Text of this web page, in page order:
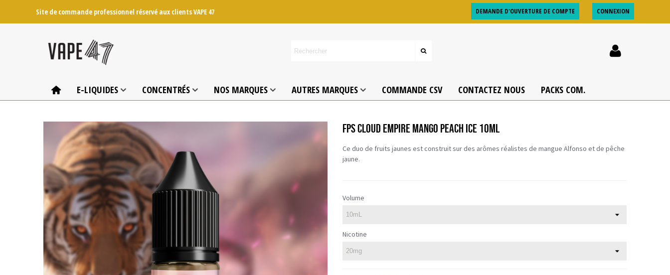
Site de commande professionnel réservé aux clients VAPE 47 DEMANDE D'OUVERTURE DE COMPTE CONNEXION
E-LIQUIDES CONCENTRÉS NOS MARQUES AUTRES MARQUES COMMANDE CSV CONTACTEZ NOUS PACKS COM.
FPS CLOUD EMPIRE MANGO PEACH ICE 10ML
Ce duo de fruits jaunes est construit sur des arômes réalistes de mangue Alfonso et de pêche
jaune.
Volume
Nicotine